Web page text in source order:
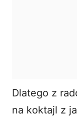
Dlatego z
na koktajl z